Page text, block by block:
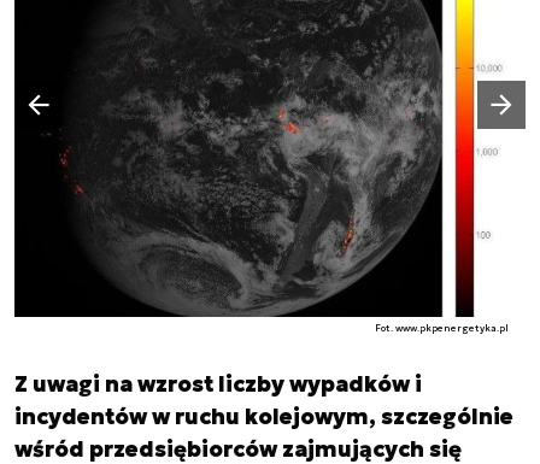
Fot. www.pkpenergetyka.pl
Poprzedni slajd
Następny slajd
Z uwagi na wzrost liczby wypadków i
incydentów w ruchu kolejowym, szczególnie
wśród przedsiębiorców zajmujących się